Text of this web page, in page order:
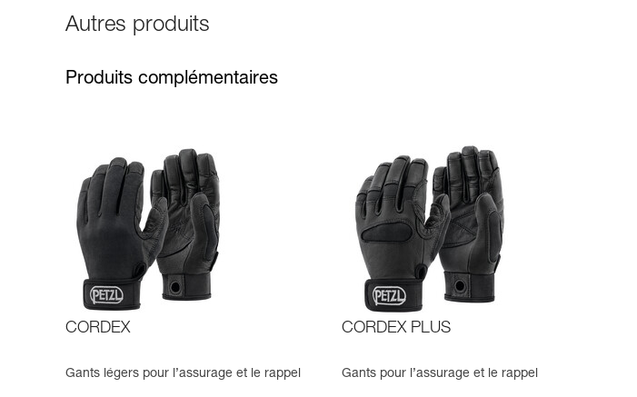
Autres produits
Produits complémentaires
CORDEX
Gants légers pour l’assurage et le rappel
CORDEX PLUS
Gants pour l’assurage et le rappel